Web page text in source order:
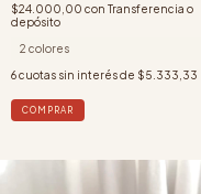
$24.000,00 con Transferencia o
depósito
2 colores
6cuotas sin interés de $5.333,33
COMPRAR